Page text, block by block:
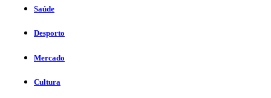
Saúde
Desporto
Mercado
Cultura